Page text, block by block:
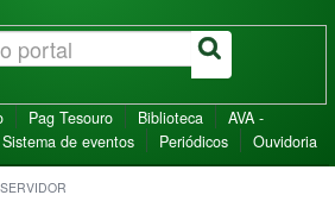
Pag Tesouro Biblioteca
AVA -
Sistema de eventos Periódicos Ouvidoria